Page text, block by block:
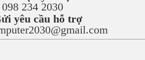
098 234 2030
yêu cầu hỗ trợ